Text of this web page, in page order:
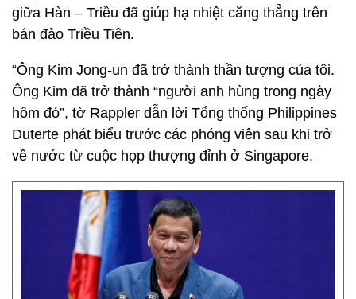
giữa Hàn – Triều đã giúp hạ nhiệt căng thẳng trên
bán đảo Triều Tiên.
“Ông Kim Jong-un đã trở thành thần tượng của tôi.
Ông Kim đã trở thành “người anh hùng trong ngày
hôm đó”, tờ Rappler dẫn lời Tổng thống Philippines
Duterte phát biểu trước các phóng viên sau khi trở
về nước từ cuộc họp thượng đỉnh ở Singapore.